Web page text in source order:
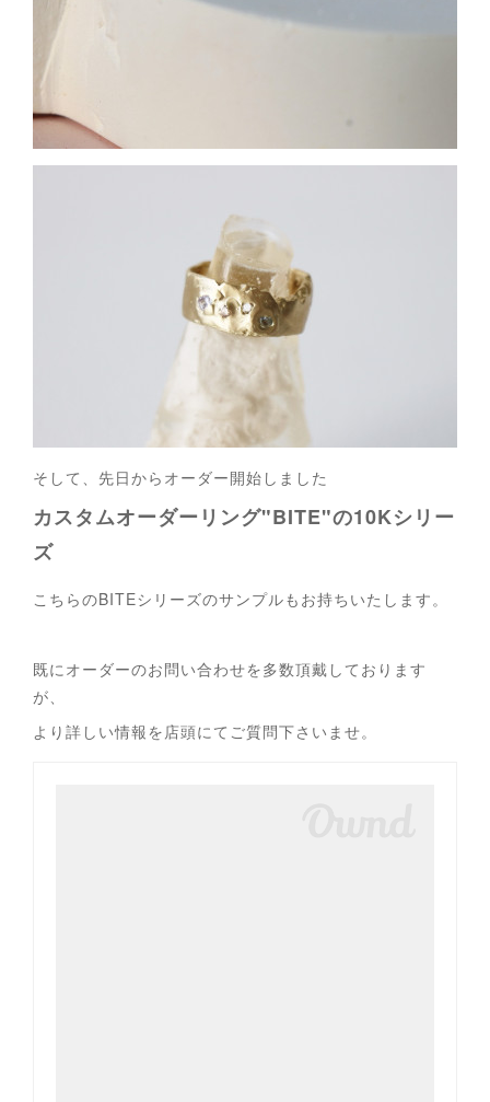
そして、先日からオーダー開始しました
カスタムオーダーリング"BITE"の10Kシリー
ズ
こちらのBITEシリーズのサンプルもお持ちいたします。
既にオーダーのお問い合わせを多数頂戴しております
が、
より詳しい情報を店頭にてご質問下さいませ。